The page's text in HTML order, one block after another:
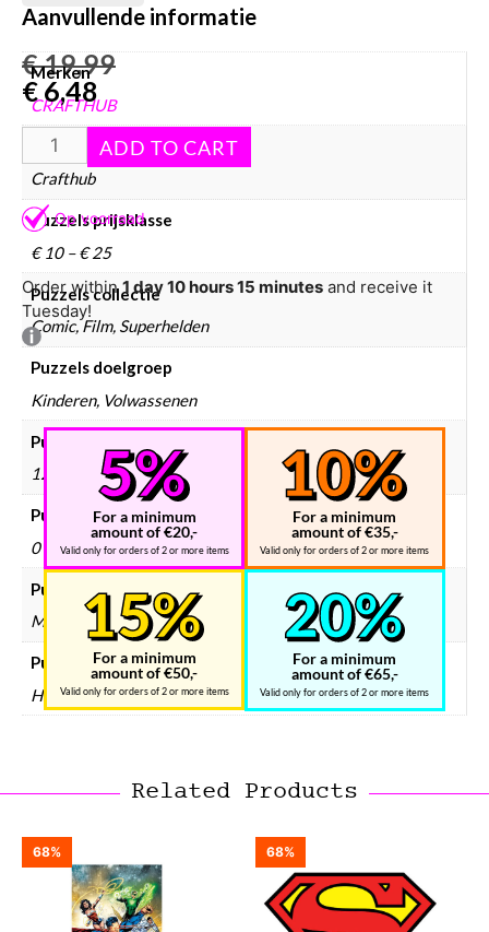
Aanvullende informatie
Merken
CRAFTHUB
Puzzels merken
Crafthub
Puzzels prijsklasse
€ 10 – € 25
Puzzels collectie
Comic, Film, Superhelden
Puzzels doelgroep
Kinderen, Volwassenen
Puzzels leeftijd
12 Jaar en ouder
Puzzel aantal stukjes
0 – 499 stukjes
Puzzel formaat
Medium
Puzzels materiaal
Hout
€19,99
€6,48
Order within1 day 10 hours 15 minutes and receive it
Tuesday!
For a minimum
amount of €20,-
Valid only for orders of 2 or more items
For a minimum
amount of €35,-
Valid only for orders of 2 or more items
For a minimum
amount of €50,-
Valid only for orders of 2 or more items
For a minimum
amount of €65,-
Valid only for orders of 2 or more items
Related Products
68% 68%